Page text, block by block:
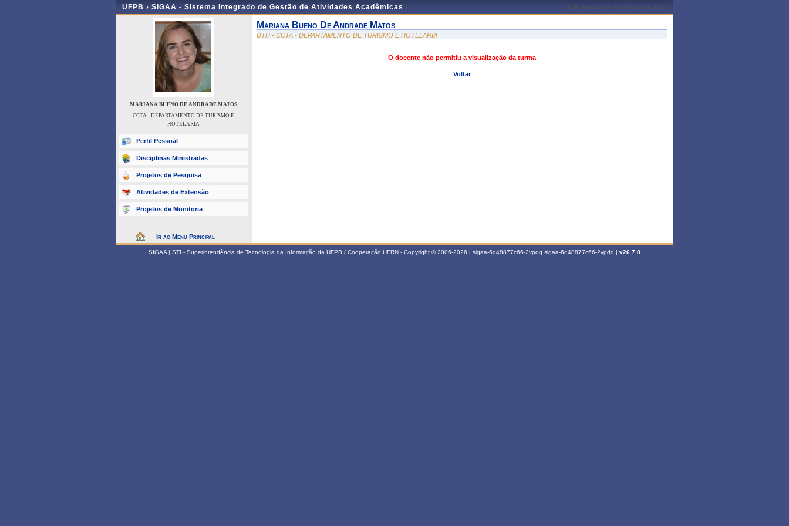
UFPB › SIGAA - Sistema Integrado de Gestão de Atividades Acadêmicas João Pessoa, 07 de Agosto de 2026
MARIANA BUENO DE ANDRADE MATOS
CCTA - DEPARTAMENTO DE TURISMO E
HOTELARIA
Perfil Pessoal
Disciplinas Ministradas
Projetos de Pesquisa
Atividades de Extensão
Projetos de Monitoria
Ir ao Menu Principal
Mariana Bueno De Andrade Matos
DTH - CCTA - DEPARTAMENTO DE TURISMO E HOTELARIA
O docente não permitiu a visualização da turma
Voltar
SIGAA | STI - Superintendência de Tecnologia da Informação da UFPB / Cooperação UFRN - Copyright © 2006-2026 | sigaa-6d48877c66-2vpdq.sigaa-6d48877c66-2vpdq | v26.7.8